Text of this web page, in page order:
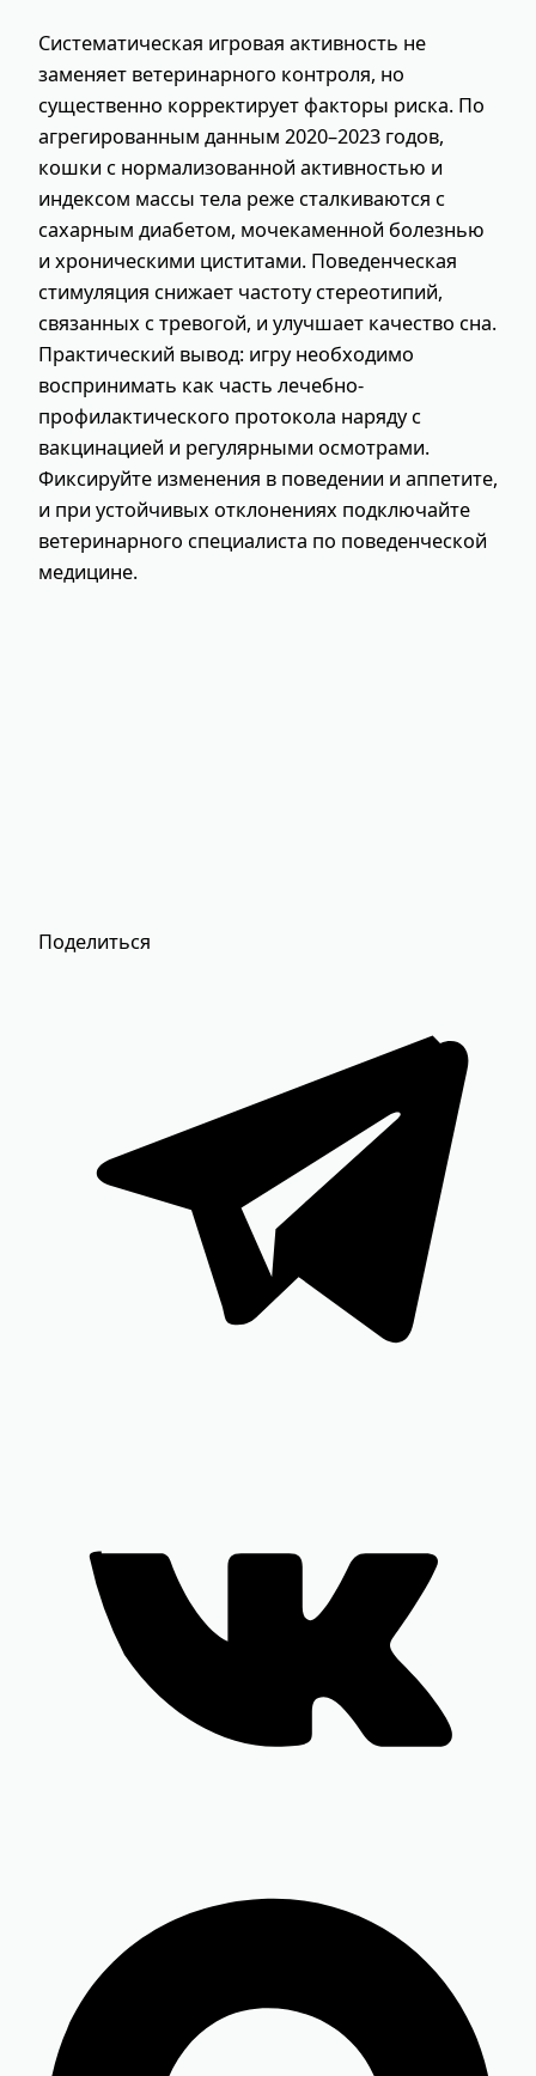
Систематическая игровая активность не
заменяет ветеринарного контроля, но
существенно корректирует факторы риска. По
агрегированным данным 2020–2023 годов,
кошки с нормализованной активностью и
индексом массы тела реже сталкиваются с
сахарным диабетом, мочекаменной болезнью
и хроническими циститами. Поведенческая
стимуляция снижает частоту стереотипий,
связанных с тревогой, и улучшает качество сна.
Практический вывод: игру необходимо
воспринимать как часть лечебно-
профилактического протокола наряду с
вакцинацией и регулярными осмотрами.
Фиксируйте изменения в поведении и аппетите,
и при устойчивых отклонениях подключайте
ветеринарного специалиста по поведенческой
медицине.
Поделиться